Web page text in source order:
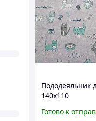
Пододеяльник
140х110
Готово к